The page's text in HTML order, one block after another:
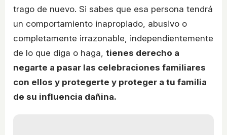
trago de nuevo. Si sabes que esa persona tendrá
un comportamiento inapropiado, abusivo o
completamente irrazonable, independientemente
de lo que diga o haga, tienes derecho a
negarte a pasar las celebraciones familiares
con ellos y protegerte y proteger a tu familia
de su influencia dañina.